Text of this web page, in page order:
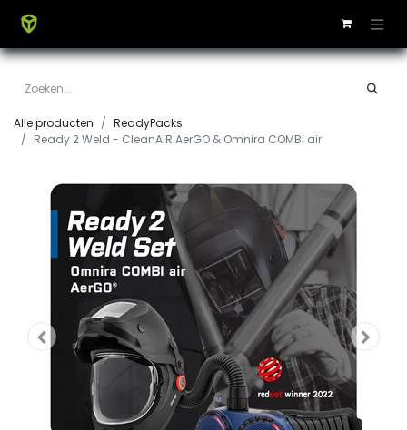
Alle producten
ReadyPacks
Ready 2 Weld - CleanAIR AerGO & Omnira COMBI air